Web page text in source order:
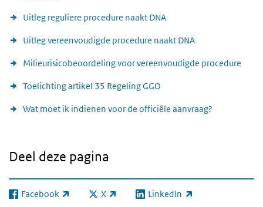
Uitleg reguliere procedure naakt DNA
Uitleg vereenvoudigde procedure naakt DNA
Milieurisicobeoordeling voor vereenvoudigde procedure
Toelichting artikel 35 Regeling GGO
Wat moet ik indienen voor de officiële aanvraag?
Deel deze pagina
Facebook
(externe link) X
(externe link) LinkedIn
(externe link)